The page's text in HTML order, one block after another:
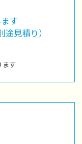
す
途見積り）
ます